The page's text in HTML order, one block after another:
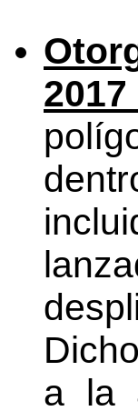
a la